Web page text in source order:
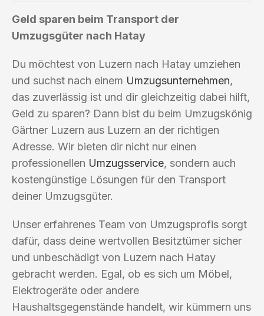
Geld sparen beim Transport der
Umzugsgüter nach Hatay
Du möchtest von Luzern nach Hatay umziehen
und suchst nach einem Umzugsunternehmen,
das zuverlässig ist und dir gleichzeitig dabei hilft,
Geld zu sparen? Dann bist du beim Umzugskönig
Gärtner Luzern aus Luzern an der richtigen
Adresse. Wir bieten dir nicht nur einen
professionellen Umzugsservice, sondern auch
kostengünstige Lösungen für den Transport
deiner Umzugsgüter.
Unser erfahrenes Team von Umzugsprofis sorgt
dafür, dass deine wertvollen Besitztümer sicher
und unbeschädigt von Luzern nach Hatay
gebracht werden. Egal, ob es sich um Möbel,
Elektrogeräte oder andere
Haushaltsgegenstände handelt, wir kümmern uns